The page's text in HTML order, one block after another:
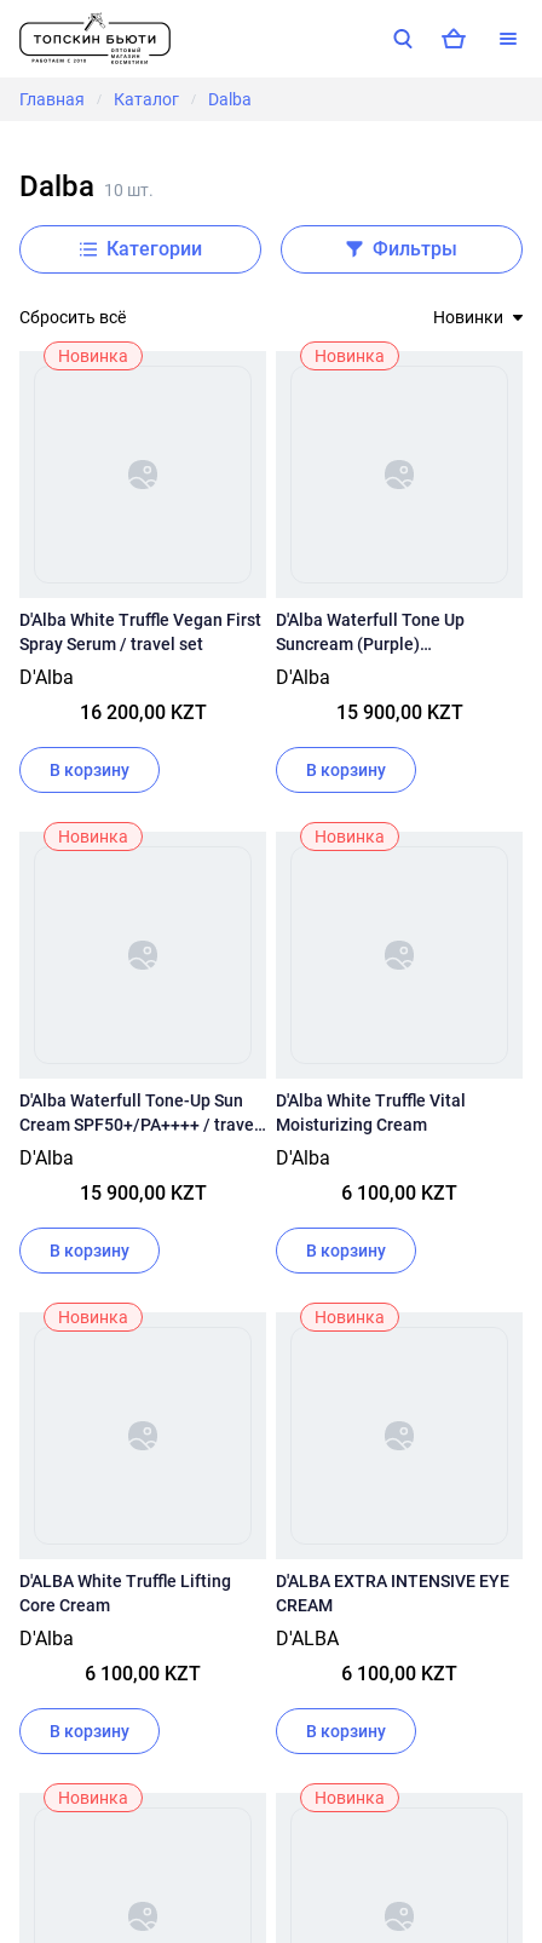
Главная / Каталог / Dalba
Dalba 10 шт.
Категории Фильтры
Сбросить всё
Новинки
Новинка
D'Alba White Truffle Vegan First
Spray Serum / travel set
D'Alba
16 200,00 KZT
В корзину
Новинка
D'Alba Waterfull Tone Up
Suncream (Purple)
D'Alba
15 900,00 KZT
В корзину
Новинка
D'Alba Waterfull Tone-Up Sun
Cream SPF50+/PA++++ / travel
set
D'Alba
15 900,00 KZT
В корзину
Новинка
D'Alba White Truffle Vital
Moisturizing Cream
D'Alba
6 100,00 KZT
В корзину
Новинка
D'ALBA White Truffle Lifting
Core Cream
D'Alba
6 100,00 KZT
В корзину
Новинка
D'ALBA EXTRA INTENSIVE EYE
CREAM
D'ALBA
6 100,00 KZT
В корзину
Новинка Новинка